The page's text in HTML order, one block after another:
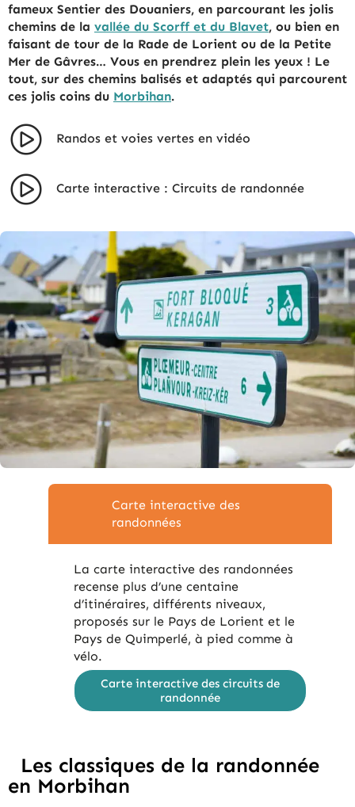
fameux Sentier des Douaniers, en parcourant les jolis
chemins de la vallée du Scorff et du Blavet, ou bien en
faisant de tour de la Rade de Lorient ou de la Petite
Mer de Gâvres… Vous en prendrez plein les yeux ! Le
tout, sur des chemins balisés et adaptés qui parcourent
ces jolis coins du Morbihan.
Randos et voies vertes en vidéo
Carte interactive : Circuits de randonnée
Carte interactive des
randonnées
La carte interactive des randonnées
recense plus d’une centaine
d’itinéraires, différents niveaux,
proposés sur le Pays de Lorient et le
Pays de Quimperlé, à pied comme à
vélo.
Carte interactive des circuits de
randonnée
Les classiques de la randonnée
en Morbihan